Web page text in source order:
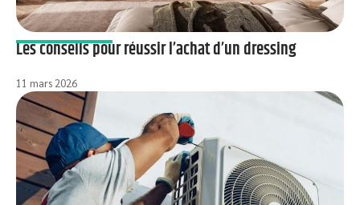
Les conseils pour réussir l’achat d’un dressing
11 mars 2026